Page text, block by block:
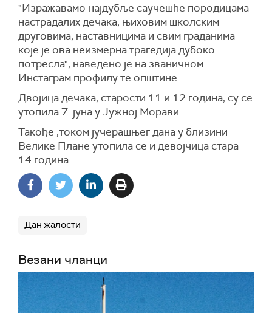
"Изражавамо најдубље саучешће породицама
настрадалих дечака, њиховим школским
друговима, наставницима и свим граданима
које је ова неизмерна трагедија дубоко
потресла", наведено је на званичном
Инстаграм профилу те општине.
Двојица дечака, старости 11 и 12 година, су се
утопила 7. јуна у Јужној Морави.
Такође ,током јучерашњег дана у близини
Велике Плане утопила се и девојчица стара
14 година.
Дан жалости
Везани чланци